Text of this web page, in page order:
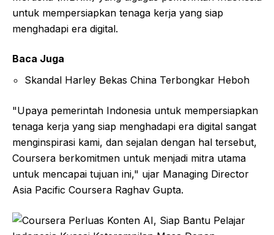
untuk mempersiapkan tenaga kerja yang siap
menghadapi era digital.
Baca Juga
Skandal Harley Bekas China Terbongkar Heboh
"Upaya pemerintah Indonesia untuk mempersiapkan
tenaga kerja yang siap menghadapi era digital sangat
menginspirasi kami, dan sejalan dengan hal tersebut,
Coursera berkomitmen untuk menjadi mitra utama
untuk mencapai tujuan ini," ujar Managing Director
Asia Pacific Coursera Raghav Gupta.